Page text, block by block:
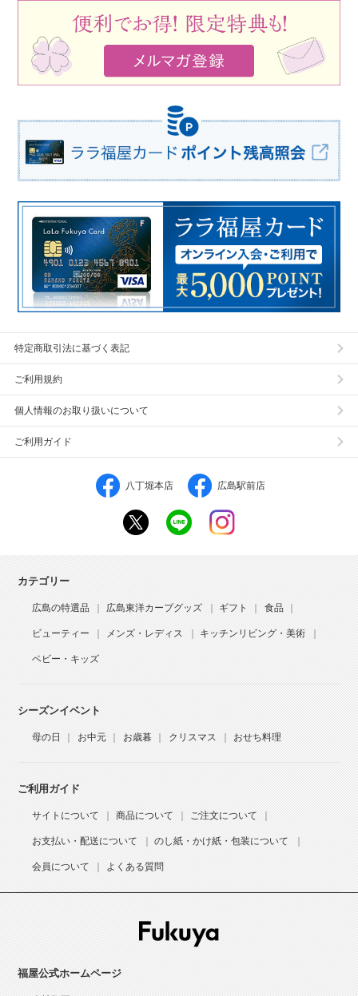
特定商取引法に基づく表記
ご利用規約
個人情報のお取り扱いについて
ご利用ガイド
八丁堀本店 広島駅前店
カテゴリー
広島の特選品 広島東洋カープグッズ ギフト 食品
ビューティー メンズ・レディス キッチンリビング・美術
ベビー・キッズ
シーズンイベント
母の日 お中元 お歳暮 クリスマス おせち料理
ご利用ガイド
サイトについて 商品について ご注文について
お支払い・配送について のし紙・かけ紙・包装について
会員について よくある質問
福屋公式ホームページ